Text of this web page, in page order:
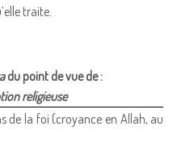
traite.
du point de vue de :
religieuse
de la foi (croyance en Allah, au